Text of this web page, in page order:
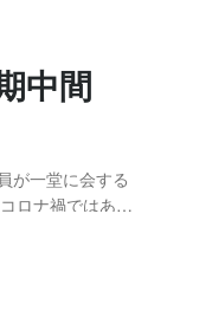
中間
が一堂に会する
ロナ禍ではあり